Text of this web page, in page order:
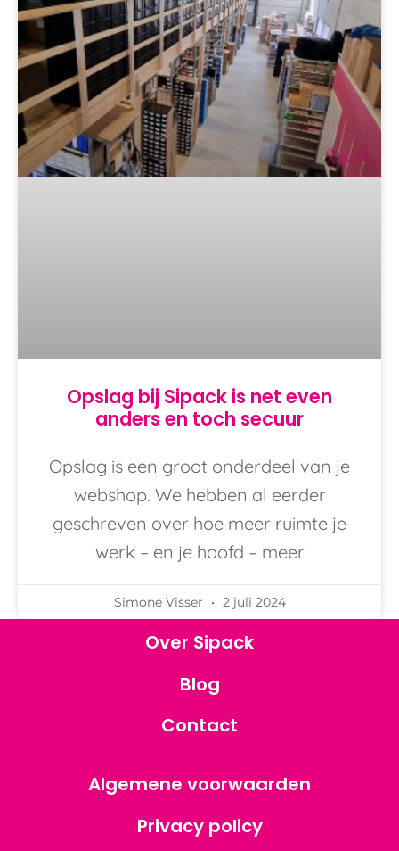
Opslag bij Sipack is net even
anders en toch secuur
Opslag is een groot onderdeel van je
webshop. We hebben al eerder
geschreven over hoe meer ruimte je
werk – en je hoofd – meer
Simone Visser 2 juli 2024
Over Sipack
Blog
Contact
Algemene voorwaarden
Privacy policy